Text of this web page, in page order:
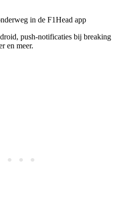
in de F1Head app
push-notificaties bij breaking
en meer.